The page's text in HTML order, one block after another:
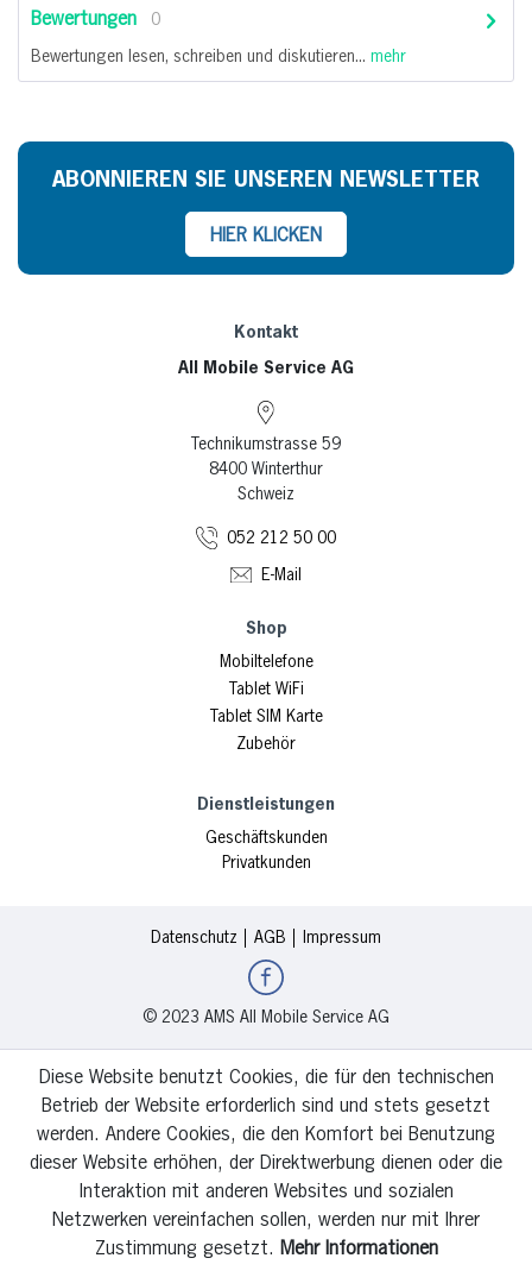
Bewertungen
0
Bewertungen lesen, schreiben und diskutieren... mehr
ABONNIEREN SIE UNSEREN NEWSLETTER
HIER KLICKEN
Kontakt
All Mobile Service AG
Technikumstrasse 59
8400 Winterthur
Schweiz
052 212 50 00
E-Mail
Shop
Mobiltelefone
Tablet WiFi
Tablet SIM Karte
Zubehör
Dienstleistungen
Geschäftskunden
Privatkunden
Datenschutz AGB Impressum
© 2023 AMS All Mobile Service AG
Diese Website benutzt Cookies, die für den technischen
Betrieb der Website erforderlich sind und stets gesetzt
werden. Andere Cookies, die den Komfort bei Benutzung
dieser Website erhöhen, der Direktwerbung dienen oder die
Interaktion mit anderen Websites und sozialen
Netzwerken vereinfachen sollen, werden nur mit Ihrer
Zustimmung gesetzt. Mehr Informationen